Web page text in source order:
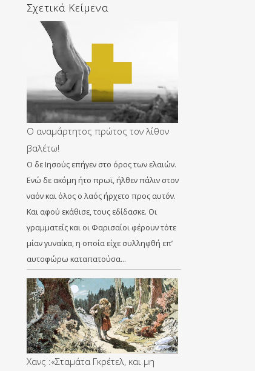
Σχετικά Κείμενα
Ο αναμάρτητος πρώτος τον λίθον
βαλέτω!
Ο δε Ιησούς επήγεν στο όρος των ελαιών.
Ενώ δε ακόμη ήτο πρωϊ, ήλθεν πάλιν στον
ναόν και όλος ο λαός ήρχετο προς αυτόν.
Και αφού εκάθισε, τους εδίδασκε. Οι
γραμματείς και οι Φαρισαίοι φέρουν τότε
μίαν γυναίκα, η οποία είχε συλληφθή επ’
αυτοφώρω καταπατούσα…
Χανς :«Σταμάτα Γκρέτελ, και μη